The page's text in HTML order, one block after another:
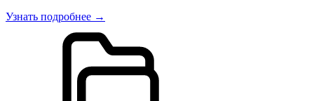
Узнать подробнее →